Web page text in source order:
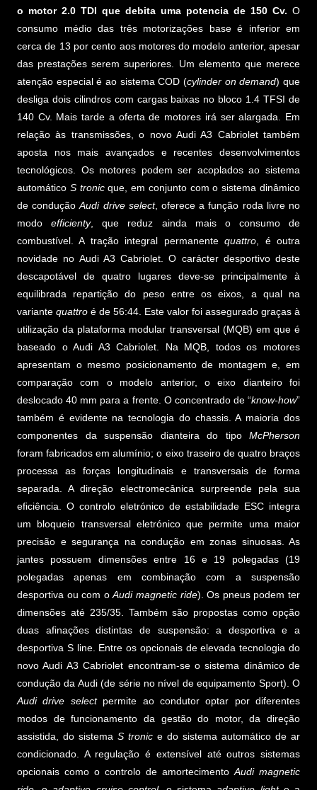
o motor 2.0 TDI que debita uma potencia de 150 Cv. O
consumo médio das três motorizações base é inferior em
cerca de 13 por cento aos motores do modelo anterior, apesar
das prestações serem superiores. Um elemento que merece
atenção especial é ao sistema COD (cylinder on demand) que
desliga dois cilindros com cargas baixas no bloco 1.4 TFSI de
140 Cv. Mais tarde a oferta de motores irá ser alargada. Em
relação às transmissões, o novo Audi A3 Cabriolet também
aposta nos mais avançados e recentes desenvolvimentos
tecnológicos. Os motores podem ser acoplados ao sistema
automático S tronicque, em conjunto com o sistema dinâmico
de conduçãoAudi drive select, oferece a função roda livre no
modoefficienty, que reduz ainda mais o consumo de
combustível. A tração integral permanentequattro , é outra
novidade no Audi A3 Cabriolet. O carácter desportivo deste
descapotável de quatro lugares deve-se principalmente à
equilibrada repartição do peso entre os eixos, a qual na
variante quattro é de 56:44. Este valor foi assegurado graças à
utilização da plataforma modular transversal (MQB) em que é
baseado o Audi A3 Cabriolet. Na MQB, todos os motores
apresentam o mesmo posicionamento de montagem e, em
comparação com o modelo anterior, o eixo dianteiro foi
deslocado 40 mm para a frente. O concentrado de “know-how”
também é evidente na tecnologia do chassis. A maioria dos
componentes da suspensão dianteira do tipo McPherson
foram fabricados em alumínio; o eixo traseiro de quatro braços
processa as forças longitudinais e transversais de forma
separada. A direção electromecânica surpreende pela sua
eficiência. O controlo eletrónico de estabilidade ESC integra
um bloqueio transversal eletrónico que permite uma maior
precisão e segurança na condução em zonas sinuosas. As
jantes possuem dimensões entre 16 e 19 polegadas (19
polegadas apenas em combinação com a suspensão
desportiva ou com oAudi magnetic ride). Os pneus podem ter
dimensões até 235/35. Também são propostas como opção
duas afinações distintas de suspensão: a desportiva e a
desportiva S line. Entre os opcionais de elevada tecnologia do
novo Audi A3 Cabriolet encontram-se o sistema dinâmico de
condução da Audi (de série no nível de equipamento Sport). O
Audi drive selectpermite ao condutor optar por diferentes
modos de funcionamento da gestão do motor, da direção
assistida, do sistema S tronic e do sistema automático de ar
condicionado. A regulação é extensível até outros sistemas
opcionais como o controlo de amortecimento Audi magnetic